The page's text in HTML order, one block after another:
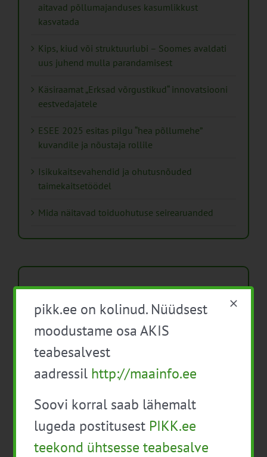
aitavad põllumajanduses kasumlikkust
kasvatada
Kips, kiud või struktuurlubi – Soomes avaldati
uus juhend mulla parandamisest
Käsiraamat „Erksad võrgustikud“ innovatsiooni
eestvedajatele
ESEE 2025 esitas pilgu “hea põllumehe”
kuvandile ja nõustaja rollile
Isikukaitsevahendid ja ohutusnõuded
taimekaitsetöödel
Mida näitavad toiduohutuse seirearuanded
Arhiiv
Pikk.ee uudiskirjaga liitumine.
Isikuandmeid töötleme vastavaltIsikuandmete
töötlemise põhimõtetele
pikk.ee on kolinud. Nüüdsest
moodustame osa AKIS
teabesalvest
aadressil http://maainfo.ee
Soovi korral saab lähemalt
lugeda postitusest PIKK.ee
teekond ühtsesse teabesalve